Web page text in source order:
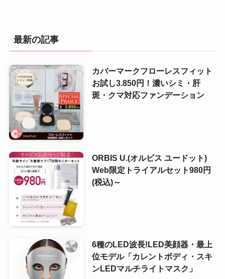
最新の記事
カバーマークフローレスフィット
お試し3.850円！濃いシミ・肝
斑・クマ対応ファンデーション
ORBIS U.(オルビス ユードット)
Web限定トライアルセット980円
(税込)～
6種のLED波長!LED美顔器・最上
位モデル「カレントボディ・スキ
ンLEDマルチライトマスク」